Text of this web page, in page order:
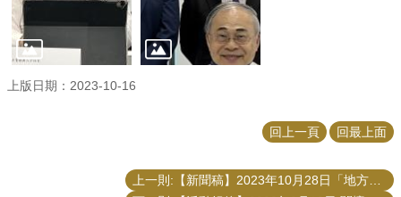
上版日期：2023-10-16
回上一頁 回最上面